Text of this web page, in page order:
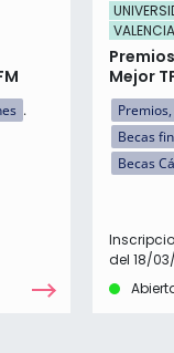
Mejor
Becas
Becas
del 18/